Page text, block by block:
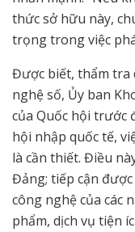
thức sở hữu này,
trọng trong việc
Được biết, thẩm tra
nghệ số, Ủy ban
của Quốc hội trước
hội nhập quốc tế,
là cần thiết. Điều
Đảng; tiếp cận
công nghệ của các
phẩm, dịch vụ tiện